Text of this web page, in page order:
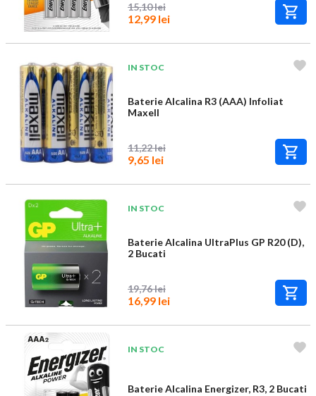
15,10 lei
12,99 lei
IN STOC
Baterie Alcalina R3 (AAA) Infoliat
Maxell
11,22 lei
9,65 lei
IN STOC
Baterie Alcalina UltraPlus GP R20 (D),
2 Bucati
19,76 lei
16,99 lei
IN STOC
Baterie Alcalina Energizer, R3, 2 Bucati